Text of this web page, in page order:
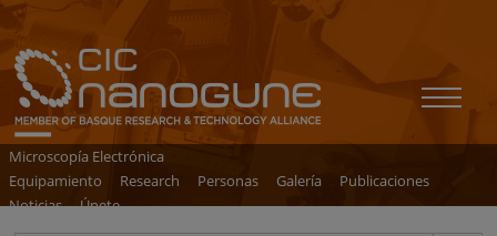
Microscopía Electrónica
Equipamiento
Research Personas Galería
Publicaciones
Noticias
Únete